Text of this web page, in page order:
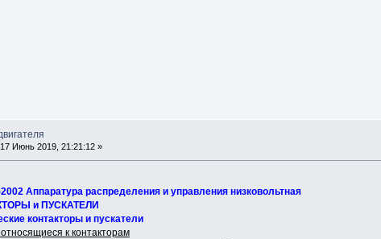
17 Июнь 2019, 21:21:12 »
Аппаратура распределения и управления низковольтная
и ПУСКАТЕЛИ
контакторы и пускатели
к контакторам